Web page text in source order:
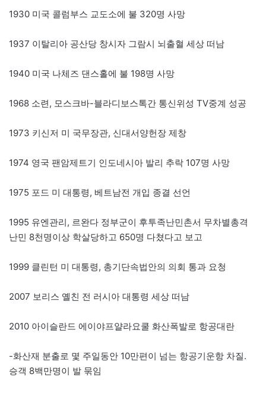
1930 미국 콜럼부스 교도소에 불 320명 사망
1937 이탈리아 공산당 창시자 그람시 뇌출혈 세상 떠남
1940 미국 나체즈 댄스홀에 불 198명 사망
1968 소련, 모스크바-블라디보스톡간 통신위성 TV중계 성공
1973 키신저 미 국무장관, 신대서양헌장 제창
1974 영국 팬암제트기 인도네시아 발리 추락 107명 사망
1975 포드 미 대통령, 베트남전 개입 종결 선언
1995 유엔관리, 르완다 정부군이 후투족난민촌서 무차별총격
난민 8천명이상 학살당하고 650명 다쳤다고 보고
1999 클린턴 미 대통령, 총기단속법안의 의회 통과 요청
2007 보리스 옐친 전 러시아 대통령 세상 떠남
2010 아이슬란드 에이야프얄라요쿨 화산폭발로 항공대란
-화산재 분출로 몇 주일동안 10만편이 넘는 항공기운항 차질.
승객 8백만명이 발 묶임